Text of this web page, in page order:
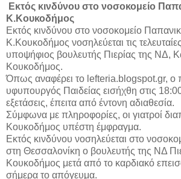
Εκτός κινδύνου στο νοσοκομείο
Κ.Κουκοδήμος
Εκτός κινδύνου στο νοσοκομείο
Κ.Κουκοδήμος νοσηλεύεται τις
υποψήφιος βουλευτής Πιερίας της ΝΔ,
Κουκοδήμος.
Όπως αναφέρει το lefteria.blogspot.gr, ο
υφυπουργός Παιδείας εισήχθη στις
εξετάσεις, έπειτα από έντονη αδιαθεσία.
Σύμφωνα με πληροφορίες, οι γιατροί
Κουκοδήμος υπέστη έμφραγμα.
Εκτός κινδύνου νοσηλεύεται στο
στη Θεσσαλονίκη ο βουλευτής της ΝΔ
Κουκοδήμος μετά από το καρδιακό
σήμερα το απόγευμα.